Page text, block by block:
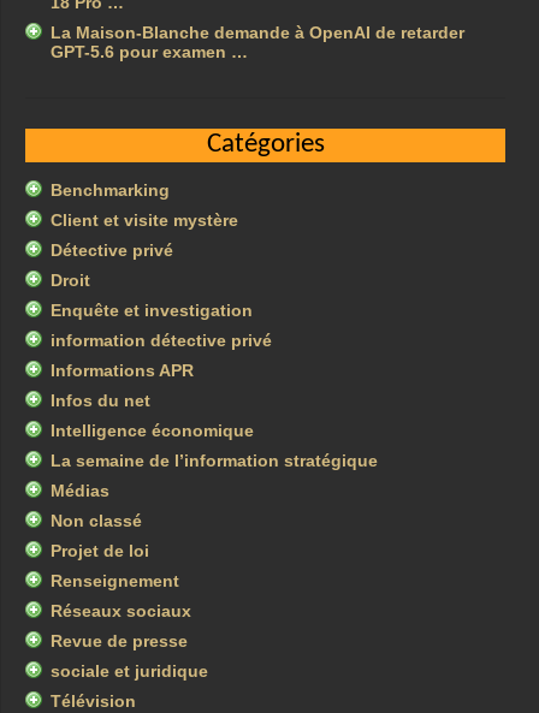
La Maison-Blanche demande à OpenAI de retarder
GPT-5.6 pour examen …
Catégories
Benchmarking
Client et visite mystère
Détective privé
Droit
Enquête et investigation
information détective privé
Informations APR
Infos du net
Intelligence économique
La semaine de l’information stratégique
Médias
Non classé
Projet de loi
Renseignement
Réseaux sociaux
Revue de presse
sociale et juridique
Télévision